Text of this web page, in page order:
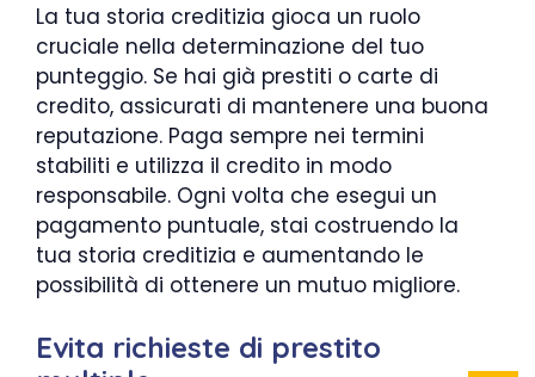
La tua storia creditizia gioca un ruolo
cruciale nella determinazione del tuo
punteggio. Se hai già prestiti o carte di
credito, assicurati di mantenere una buona
reputazione. Paga sempre nei termini
stabiliti e utilizza il credito in modo
responsabile. Ogni volta che esegui un
pagamento puntuale, stai costruendo la
tua storia creditizia e aumentando le
possibilità di ottenere un mutuo migliore.
Evita richieste di prestito